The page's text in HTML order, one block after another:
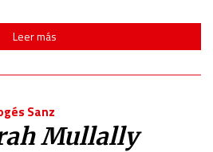
Leer más
Sanz
Mullally